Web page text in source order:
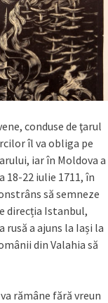
conduse de ţarul
îl va obliga pe
iar în Moldova a
22 iulie 1711, în
să semneze
direcția Istanbul,
a ajuns la Iași la
din Valahia să
rămâne fără vreun